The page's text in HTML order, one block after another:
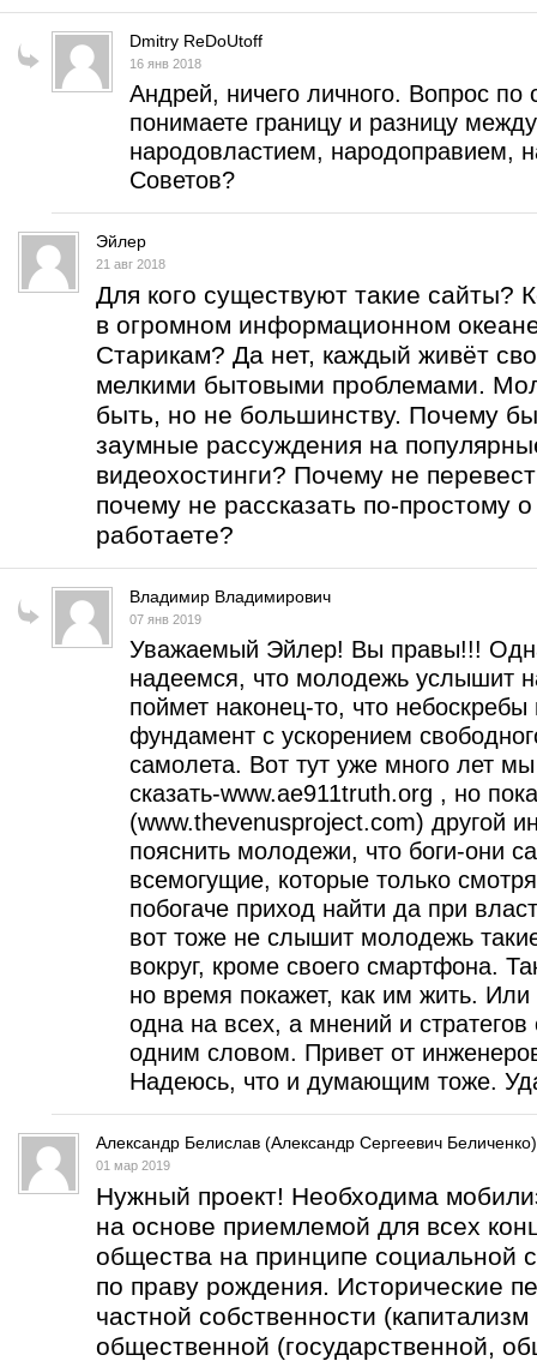
Dmitry ReDoUtoff
16 янв 2018
Андрей, ничего личного. Вопрос по
понимаете границу и разницу
народовластием, народоправием,
Советов?
Эйлер
21 авг 2018
Для кого существуют такие сайты?
в огромном информационном
Старикам? Да нет, каждый живёт
мелкими бытовыми проблемами.
быть, но не большинству. Почему
заумные рассуждения на
видеохостинги? Почему не
почему не рассказать по-простому
работаете?
Владимир Владимирович
07 янв 2019
Уважаемый Эйлер! Вы правы!!!
надеемся, что молодежь услышит
поймет наконец-то, что
фундамент с ускорением
самолета. Вот тут уже много лет
сказать-www.ae911truth.org , но
(www.thevenusproject.com) другой
пояснить молодежи, что боги-они
всемогущие, которые только
побогаче приход найти да при
вот тоже не слышит молодежь
вокруг, кроме своего смартфона.
но время покажет, как им жить.
одна на всех, а мнений и стратегов
одним словом. Привет от
Надеюсь, что и думающим тоже.
Александр Белислав (Александр Сергеевич Беличенко)
01 мар 2019
Нужный проект! Необходима
на основе приемлемой для всех
общества на принципе социальной
по праву рождения. Исторические
частной собственности
общественной (государственной,